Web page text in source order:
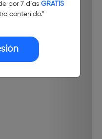
por 7 días GRATIS
contenido."